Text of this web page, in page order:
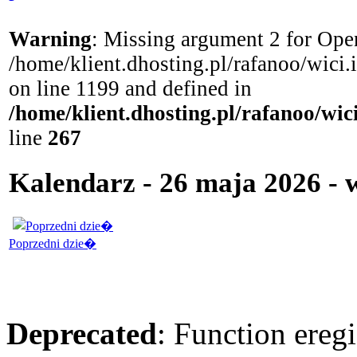
Warning: Missing argument 2 for
/home/klient.dhosting.pl/rafanoo/
on line 1199 and defined in
/home/klient.dhosting.pl/rafanoo/
line 267
Kalendarz - 26 maja 2026 -
Poprzedni dzie�
Deprecated: Function